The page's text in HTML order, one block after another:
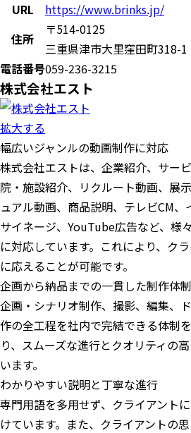
URL
https://www.brinks.jp/
住所
〒514-0125
三重県津市大里窪田町318-1
電話番号059-236-3215
株式会社エスト
拡大する
幅広いジャンルの動画制作に対応
株式会社エストは、企業紹介、サー
院・施設紹介、リクルート動画、展
ュアル動画、商品説明、テレビCM
サイネージ、YouTube広告など、様
に対応しています。これにより、ク
に応えることが可能です。
企画から納品までの一貫した制作体制
企画・シナリオ制作、撮影、編集、
作の全工程を社内で完結できる体制
り、スムーズな進行とクオリティの
います。
わかりやすい説明と丁寧な進行
専門用語を多用せず、クライアント
けています。また、クライアントの